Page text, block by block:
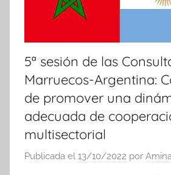
5ª sesión de las
Marruecos-Argentina:
de promover una
adecuada de
multisectorial
Publicada el 13/10/2022 por